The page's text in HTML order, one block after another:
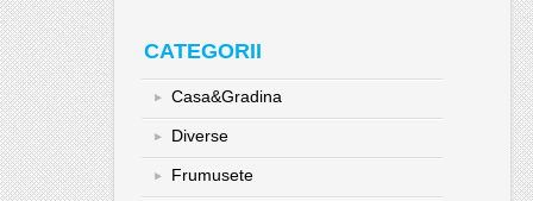
CATEGORII
Casa&Gradina
Diverse
Frumusete